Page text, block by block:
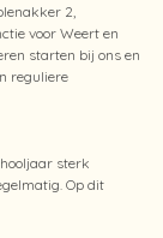
2,
voor Weert en
starten bij ons en
reguliere
sterk
Op dit